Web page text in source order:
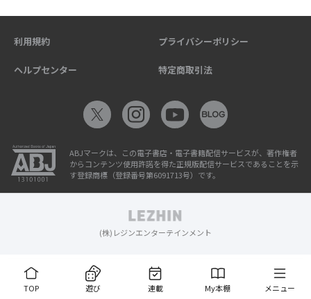
TOP 遊び 連載 My本棚 メニュー
利用規約 プライバシーポリシー
ヘルプセンター 特定商取引法
ABJマークは、この電子書店・電子書籍配信サービスが、著作権者
からコンテンツ使用許諾を得た正規版配信サービスであることを示
す登録商標（登録番号第6091713号）です。
(株)レジンエンターテインメント